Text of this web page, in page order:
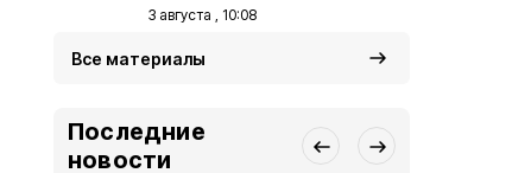
3 августа , 10:08
Все материалы
Последние
новости